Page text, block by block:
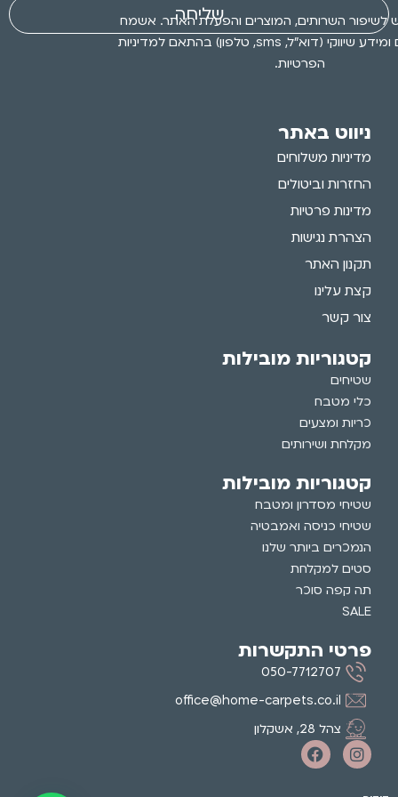
לשיפור השרותים, המוצרים והפעלת האתר. אשמח
לקבלת עדכונים ומידע שיווקי (דוא״ל, sms, טלפון) בהתאם למדיניות
הפרטיות.
שליחה
ניווט באתר
מדיניות משלוחים
החזרות וביטולים
מדינות פרטיות
הצהרת נגישות
תקנון האתר
קצת עלינו
צור קשר
קטגוריות מובילות
שטיחים
כלי מטבח
כריות ומצעים
מקלחת ושירותים
קטגוריות מובילות
שטיחי מסדרון ומטבח
שטיחי כניסה ואמבטיה
הנמכרים ביותר שלנו
סטים למקלחת
תה קפה סוכר
SALE
פרטי התקשרות
050-7712707
office@home-carpets.co.il
צהל 28, אשקלון